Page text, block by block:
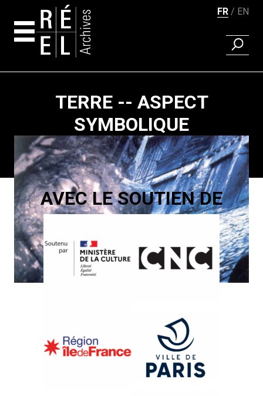
FR EN
TERRE -- ASPECT
SYMBOLIQUE
ACARIÑO GALAICO (DE
BARRO)
José Val del Omar
Pagination
AVEC LE SOUTIEN DE